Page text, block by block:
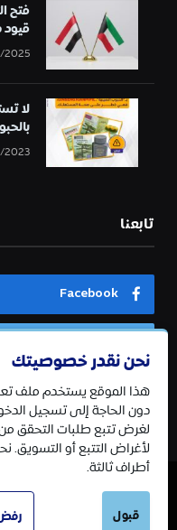
فتح
2025
لا
2023
تابعنا
Facebook
Telegram
نحن نقدر خصوصيتك
هذا الموقع يستخدم ملف
دون الحاجة إلى تسجيل
لغرض تتبع طلبات التحقق
لأغراض التتبع أو التسويق.
أطراف ثالثة.
قبول